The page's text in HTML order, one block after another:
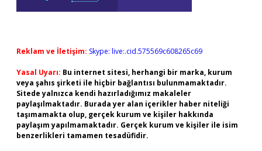
Reklam ve İletişim: Skype: live:.cid.575569c608265c69
Yasal Uyarı: Bu internet sitesi, herhangi bir marka, kurum
veya şahıs şirketi ile hiçbir bağlantısı bulunmamaktadır.
Sitede yalnızca kendi hazırladığımız makaleler
paylaşılmaktadır. Burada yer alan içerikler haber niteliği
taşımamakta olup, gerçek kurum ve kişiler hakkında
paylaşım yapılmamaktadır. Gerçek kurum ve kişiler ile isim
benzerlikleri tamamen tesadüfidir.